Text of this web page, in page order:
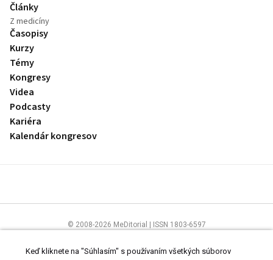
Články
Z medicíny
Časopisy
Kurzy
Témy
Kongresy
Videa
Podcasty
Kariéra
Kalendár kongresov
© 2008-2026 MeDitorial | ISSN 1803-6597
ČítajteprehlásenieaZásady spracovania osobných údajov
Keď kliknete na "Súhlasím" s používaním všetkých súborov